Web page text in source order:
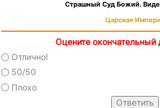
Страшный Суд Божий.
Царская
Оцените окончательный
Отлично!
50/50
Плохо